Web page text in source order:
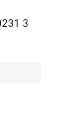
3